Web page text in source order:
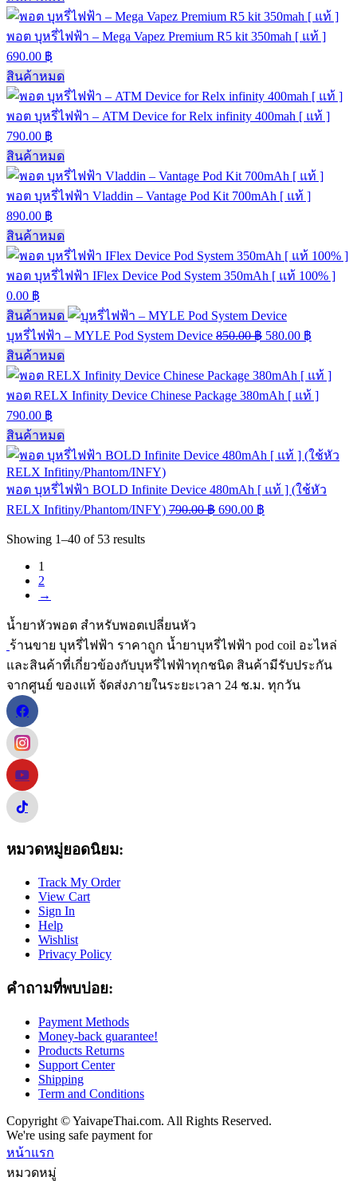
พอต บุหรี่ไฟฟ้า – Mega Vapez Premium R5 kit 350mah [ แท้ ]
690.00 ฿
สินค้าหมด
พอต บุหรี่ไฟฟ้า – ATM Device for Relx infinity 400mah [ แท้ ]
790.00 ฿
สินค้าหมด
พอต บุหรี่ไฟฟ้า Vladdin – Vantage Pod Kit 700mAh [ แท้ ]
890.00 ฿
สินค้าหมด
พอต บุหรี่ไฟฟ้า IFlex Device Pod System 350mAh [ แท้ 100% ]
0.00 ฿
สินค้าหมด
บุหรี่ไฟฟ้า – MYLE Pod System Device 850.00฿ 580.00 ฿
สินค้าหมด
พอต RELX Infinity Device Chinese Package 380mAh [ แท้ ]
790.00 ฿
สินค้าหมด
พอต บุหรี่ไฟฟ้า BOLD Infinite Device 480mAh [ แท้ ] (ใช้หัว
RELX Infitiny/Phantom/INFY) 790.00฿ 690.00 ฿
Showing 1–40 of 53 results
1
2
→
น้ำยาหัวพอต สำหรับพอตเปลี่ยนหัว
ร้านขาย บุหรี่ไฟฟ้า ราคาถูก น้ำยาบุหรี่ไฟฟ้า pod coil อะไหล่
และสินค้าที่เกี่ยวข้องกับบุหรี่ไฟฟ้าทุกชนิด สินค้ามีรับประกัน
จากศูนย์ ของแท้ จัดส่งภายในระยะเวลา 24 ช.ม. ทุกวัน
หมวดหมู่ยอดนิยม:
Track My Order
View Cart
Sign In
Help
Wishlist
Privacy Policy
คำถามที่พบบ่อย:
Payment Methods
Money-back guarantee!
Products Returns
Support Center
Shipping
Term and Conditions
Copyright © YaivapeThai.com. All Rights Reserved.
We're using safe payment for
หน้าแรก
หมวดหมู่